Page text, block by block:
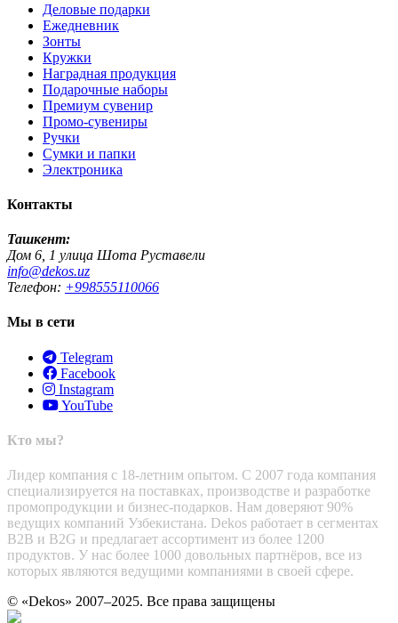
Деловые подарки
Ежедневник
Зонты
Кружки
Наградная продукция
Подарочные наборы
Премиум сувенир
Промо-сувениры
Ручки
Сумки и папки
Электроника
Контакты
Ташкент:
Дом 6, 1 улица Шота Руставели
info@dekos.uz
Телефон: +998555110066
Мы в сети
Telegram
Facebook
Instagram
YouTube
Кто мы?
Лидер компания с 18-летним опытом. С 2007 года компания
специализируется на поставках, производстве и разработке
промопродукции и бизнес-подарков. Нам доверяют 90%
ведущих компаний Узбекистана. Dekos работает в сегментах
B2B и B2G и предлагает ассортимент из более 1200
продуктов. У нас более 1000 довольных партнёров, все из
которых являются ведущими компаниями в своей сфере.
© «Dekos» 2007–2025. Все права защищены